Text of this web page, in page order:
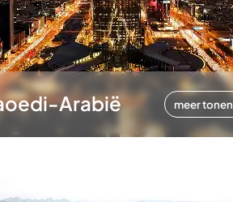
Arabië meer tonen